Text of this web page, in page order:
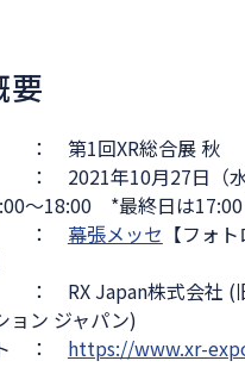
要
第1回XR総合展 秋
年10月27日（水
～18:00 *最終日は
： 幕張メッセ 【フォ
Japan株式会社 (旧
ョン ジャパン)
： https://www.xr-